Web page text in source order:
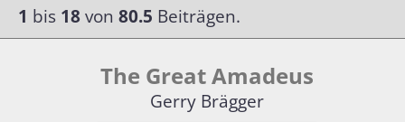
Kunstgriffe
Hilsmittel
Optische Illusionen
Impressum
1 bis 18von 80.5 Beiträgen.
The Great Amadeus
Gerry Brägger